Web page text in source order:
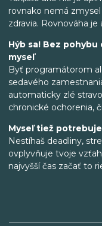
rovnako nemá
zdravia. Rovnováha
Hýb sa! Bez
myseľ
Byť programátorom
sedavého
automaticky zlé
chronické ochorenia,
Myseľ tiež
Nestíhaš deadliny,
ovplyvňuje tvoje
najvyšší čas začať to